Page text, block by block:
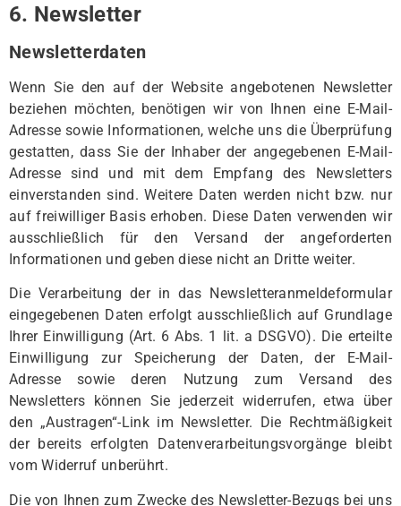
6. Newsletter
Newsletterdaten
Wenn Sie den auf der Website angebotenen Newsletter
beziehen möchten, benötigen wir von Ihnen eine E-Mail-
Adresse sowie Informationen, welche uns die Überprüfung
gestatten, dass Sie der Inhaber der angegebenen E-Mail-
Adresse sind und mit dem Empfang des Newsletters
einverstanden sind. Weitere Daten werden nicht bzw. nur
auf freiwilliger Basis erhoben. Diese Daten verwenden wir
ausschließlich für den Versand der angeforderten
Informationen und geben diese nicht an Dritte weiter.
Die Verarbeitung der in das Newsletteranmeldeformular
eingegebenen Daten erfolgt ausschließlich auf Grundlage
Ihrer Einwilligung (Art. 6 Abs. 1 lit. a DSGVO). Die erteilte
Einwilligung zur Speicherung der Daten, der E-Mail-
Adresse sowie deren Nutzung zum Versand des
Newsletters können Sie jederzeit widerrufen, etwa über
den „Austragen“-Link im Newsletter. Die Rechtmäßigkeit
der bereits erfolgten Datenverarbeitungsvorgänge bleibt
vom Widerruf unberührt.
Die von Ihnen zum Zwecke des Newsletter-Bezugs bei uns